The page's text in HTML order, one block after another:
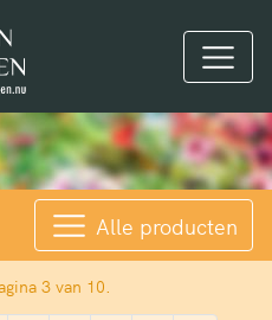
Alle producten
3 van 10.